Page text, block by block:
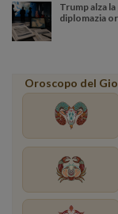
Trump alza
diplomazia
Oroscopo del